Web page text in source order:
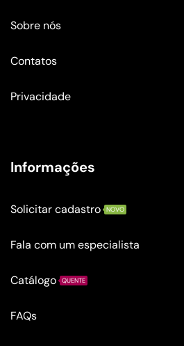
Sobre nós
Contatos
Privacidade
Informações
Solicitar cadastro NOVO
Fala com um especialista
Catálogo QUENTE
FAQs